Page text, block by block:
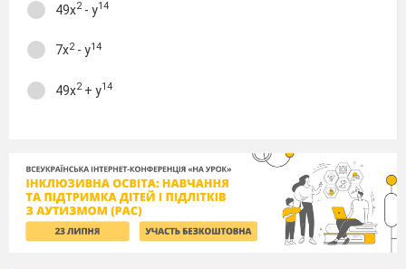
49х2- у14
7х2- у14
49х2+ у14